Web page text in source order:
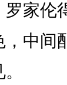
家伦
中间